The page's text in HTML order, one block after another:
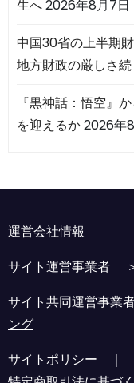
生へ2026年8月7日
中国30省の上半期
地方財政の厳しさ続
『黒神話：悟空』
を迎えるか2026年
運営会社情報
サイト運営事業者
サイト共同運営事業
ング
サイトポリシー ｜